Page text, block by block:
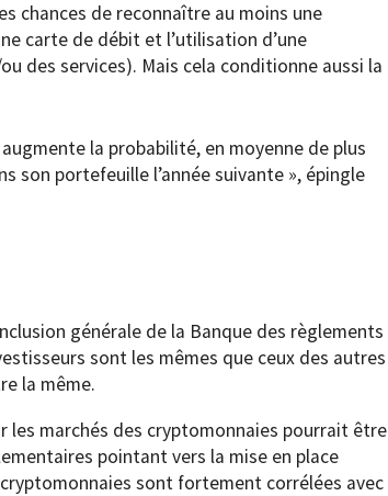
chances de reconnaître au moins une
carte de débit et l’utilisation d’une
des services). Mais cela conditionne aussi la
la probabilité, en moyenne de plus
son portefeuille l’année suivante », épingle
générale de la Banque des règlements
sont les mêmes que ceux des autres
la même.
les marchés des cryptomonnaies pourrait être
pointant vers la mise en place
sont fortement corrélées avec